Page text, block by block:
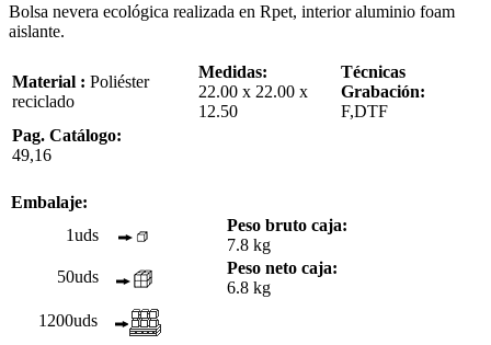
Bolsa nevera ecológica realizada en Rpet, interior aluminio foam
aislante.
Material : Poliéster
reciclado
Medidas:
22.00 x 22.00 x
12.50
Técnicas
Grabación:
F,DTF
Pag. Catálogo:
49,16
Embalaje:
1uds
Peso bruto caja:
7.8 kg
50uds
Peso neto caja:
6.8 kg
1200uds